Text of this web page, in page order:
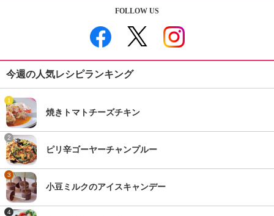
FOLLOW US
今週の人気レシピランキング
1
焼きトマトチーズチキン
2
ピリ辛ゴーヤーチャンプルー
3
小豆ミルクのアイスキャンデー
4